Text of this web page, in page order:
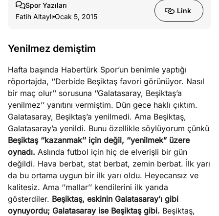
değil
Ağustos
7, 2026
kirli
kimler
Ağustos
6, 2026
yasalar
Köşe
Yazıları
Spor
Yazıları
Spor Yazıları
Fatih Altaylı Ocak 5, 2015
Link
Yenilmez demiştim
Hafta başında Habertürk Spor’un benimle yaptığı
röportajda, ‘’Derbide Beşiktaş favori görünüyor. Nasıl
bir maç olur’’ sorusuna ‘’Galatasaray, Beşiktaş’a
yenilmez’’ yanıtını vermiştim. Dün gece haklı çıktım.
Galatasaray, Beşiktaş’a yenilmedi. Ama Beşiktaş,
Galatasaray’a yenildi. Bunu özellikle söylüyorum çünkü
Beşiktaş ‘’kazanmak’’ için değil, ‘’yenilmek” üzere
oynadı. Aslında futbol için hiç de elverişli bir gün
değildi. Hava berbat, stat berbat, zemin berbat. İlk yarı
da bu ortama uygun bir ilk yarı oldu. Heyecansız ve
kalitesiz. Ama ‘’mallar’’ kendilerini ilk yarıda
gösterdiler. Beşiktaş, eskinin Galatasaray’ı gibi
oynuyordu; Galatasaray ise Beşiktaş gibi. Beşiktaş,